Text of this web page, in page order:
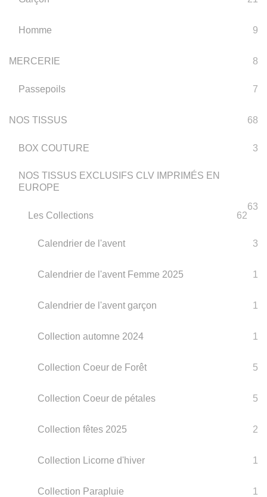
Homme 9
MERCERIE 8
Passepoils 7
NOS TISSUS 68
BOX COUTURE 3
NOS TISSUS EXCLUSIFS CLV IMPRIMÉS EN
EUROPE
63
Les Collections
62
Calendrier de l'avent 3
Calendrier de l'avent Femme 2025 1
Calendrier de l'avent garçon 1
Collection automne 2024 1
Collection Coeur de Forêt 5
Collection Coeur de pétales 5
Collection fêtes 2025 2
Collection Licorne d'hiver 1
Collection Parapluie 1